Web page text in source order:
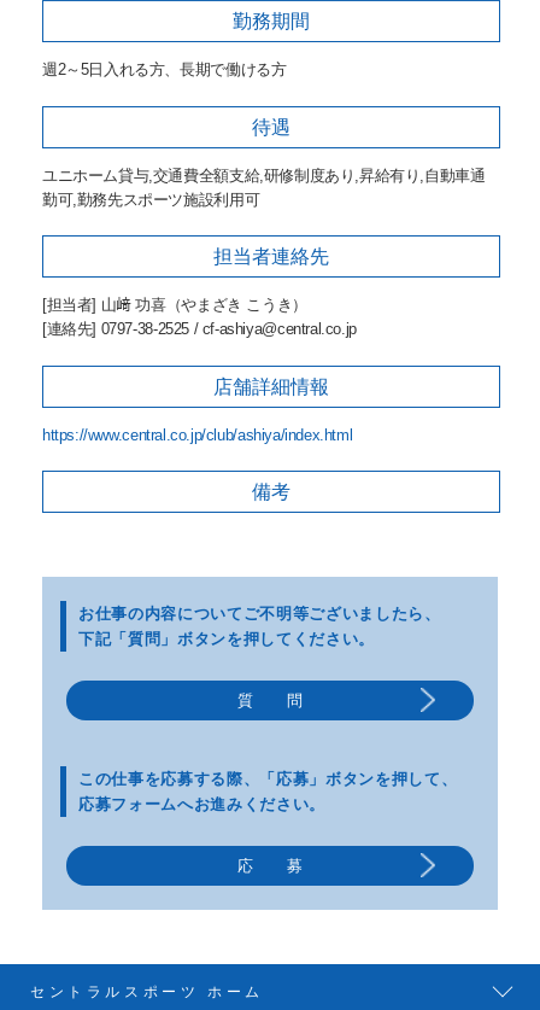
勤務期間
週2～5日入れる方、長期で働ける方
待遇
ユニホーム貸与,交通費全額支給,研修制度あり,昇給有り,自動車通
勤可,勤務先スポーツ施設利用可
担当者連絡先
[担当者] 山﨑 功喜（やまざき こうき）
[連絡先] 0797-38-2525 / cf-ashiya@central.co.jp
店舗詳細情報
https://www.central.co.jp/club/ashiya/index.html
備考
お仕事の内容についてご不明等ございましたら、
下記「質問」ボタンを押してください。
この仕事を応募する際、
「応募」ボタンを押して、
応募フォームへお進みください。
質 問
応 募
セントラルスポーツ ホーム